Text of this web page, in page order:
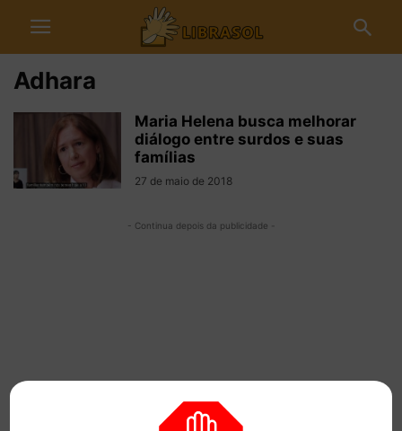
Adhara
Maria Helena busca melhorar
diálogo entre surdos e suas
famílias
27 de maio de 2018
- Continua depois da publicidade -